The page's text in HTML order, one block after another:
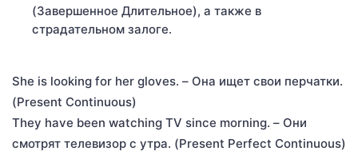
(Завершенное Длительное), а также в
страдательном залоге.
She is looking for her gloves. – Она ищет свои перчатки.
(Present Continuous)
They have been watching TV since morning. – Они
смотрят телевизор с утра. (Present Perfect Continuous)